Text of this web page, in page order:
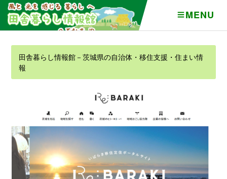
MENU
田舎暮らし情報館－茨城県の自治体・移住支援・住まい情
報